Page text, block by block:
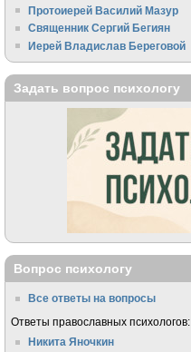
Протоиерей Василий Мазур
Священник Сергий Бегиян
Иерей Владислав Береговой
Задать вопрос психологу
Вопрос психологу
Все ответы на вопросы
Ответы православных психологов:
Никита Яночкин